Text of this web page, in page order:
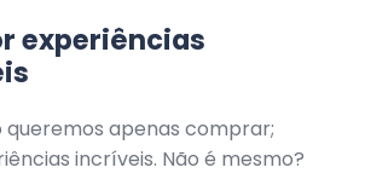
experiências
queremos apenas comprar;
incríveis. Não é mesmo?